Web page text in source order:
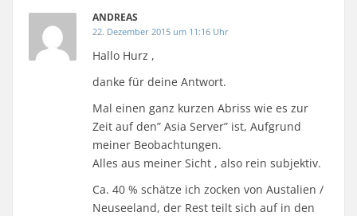
ANDREAS
22. Dezember 2015 um 11:16 Uhr
Hallo Hurz ,
danke für deine Antwort.
Mal einen ganz kurzen Abriss wie es zur
Zeit auf den” Asia Server” ist, Aufgrund
meiner Beobachtungen.
Alles aus meiner Sicht , also rein subjektiv.
Ca. 40 % schätze ich zocken von Austalien /
Neuseeland, der Rest teilt sich auf in den